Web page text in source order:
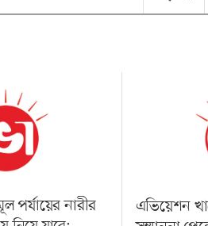
পর্যায়ের নারীর
এভিয়েশন